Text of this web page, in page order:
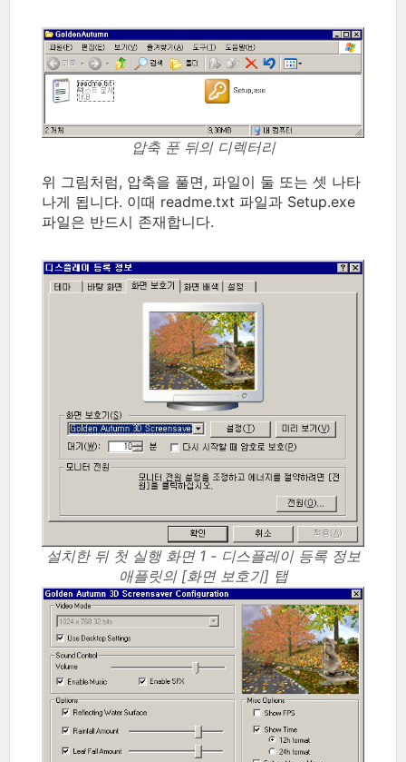
압축 푼 뒤의 디렉터리
위 그림처럼, 압축을 풀면, 파일이 둘 또는 셋 나타
나게 됩니다. 이때 readme.txt 파일과 Setup.exe
파일은 반드시 존재합니다.
설치한 뒤 첫 실행 화면 1 - 디스플레이 등록 정보
애플릿의 [화면 보호기] 탭